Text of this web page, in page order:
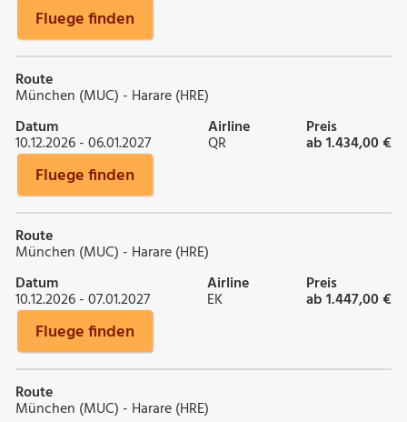
Fluege finden
Route
München (MUC) - Harare (HRE)
Datum
10.12.2026 - 06.01.2027
Airline
QR
Preis
ab 1.434,00 €
Fluege finden
Route
München (MUC) - Harare (HRE)
Datum
10.12.2026 - 07.01.2027
Airline
EK
Preis
ab 1.447,00 €
Fluege finden
Route
München (MUC) - Harare (HRE)